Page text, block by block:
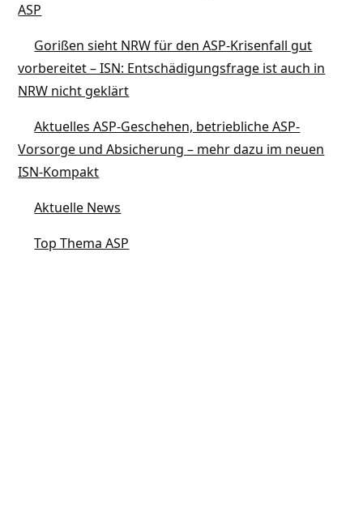
ASP
Gorißen sieht NRW für den ASP-Krisenfall gut
vorbereitet – ISN: Entschädigungsfrage ist auch in
NRW nicht geklärt
Aktuelles ASP-Geschehen, betriebliche ASP-
Vorsorge und Absicherung – mehr dazu im neuen
ISN-Kompakt
Aktuelle News
Top Thema ASP